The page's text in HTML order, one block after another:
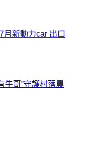
新動力car 出口
牛哥”守護村落農